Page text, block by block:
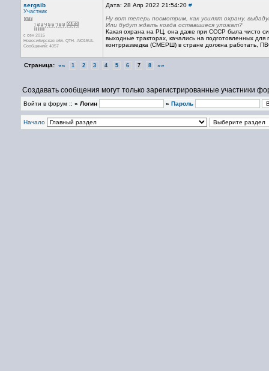
sergsib
Участник
с сен 2015
Новосибирская обл. QTH- -NO15UL
Сообщений: 4057
Дата: 28 Апр 2022 21:54:20 #
Ну вот теперь посмотрим, как усилят охрану,
Или будут ждать когда оставшиеся уложат?
Какая охрана на РЦ, она даже при СССР была чисто
выходные тракторах, качались на подготовленных
контрразведка (СМЕРШ) в стране должна работать,
Страница: «« 1 2 3 4 5 6 7 8 »»
Создавать сообщения могут только зарегистрированные участники
Войти в форум :: » Логин » Пароль
Начало